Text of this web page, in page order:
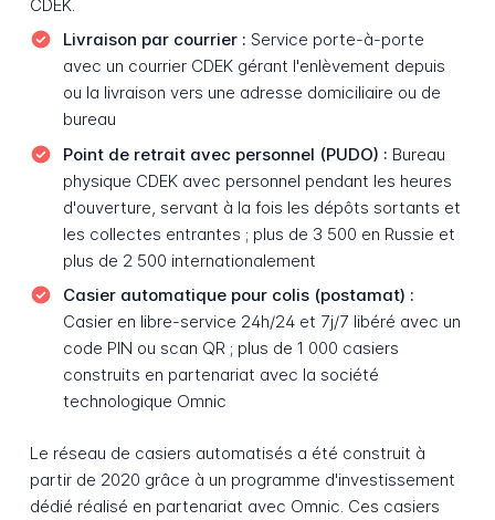
CDEK.
Livraison par courrier : Service porte-à-porte
avec un courrier CDEK gérant l'enlèvement depuis
ou la livraison vers une adresse domiciliaire ou de
bureau
Point de retrait avec personnel (PUDO) : Bureau
physique CDEK avec personnel pendant les heures
d'ouverture, servant à la fois les dépôts sortants et
les collectes entrantes ; plus de 3 500 en Russie et
plus de 2 500 internationalement
Casier automatique pour colis (postamat) :
Casier en libre-service 24h/24 et 7j/7 libéré avec un
code PIN ou scan QR ; plus de 1 000 casiers
construits en partenariat avec la société
technologique Omnic
Le réseau de casiers automatisés a été construit à
partir de 2020 grâce à un programme d'investissement
dédié réalisé en partenariat avec Omnic. Ces casiers